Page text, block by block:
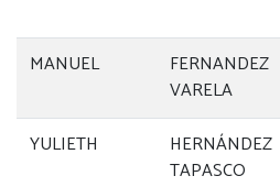
MANUEL
FERNANDEZ
VARELA
YULIETH
HERNÁNDEZ
TAPASCO